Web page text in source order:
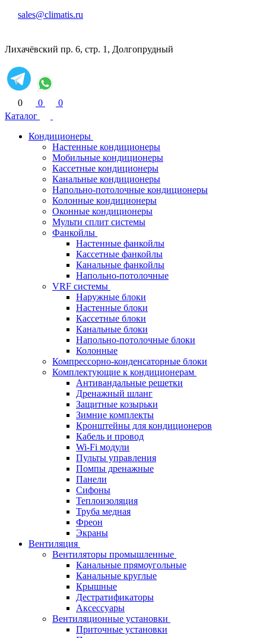
sales@climatis.ru
Лихачёвский пр. 6, стр. 1, Долгопрудный
0 0
0
Каталог
Кондиционеры
Настенные кондиционеры
Мобильные кондиционеры
Кассетные кондиционеры
Канальные кондиционеры
Напольно-потолочные кондиционеры
Колонные кондиционеры
Оконные кондиционеры
Мульти сплит системы
Фанкойлы
Настенные фанкойлы
Кассетные фанкойлы
Канальные фанкойлы
Напольно-потолочные
VRF системы
Наружные блоки
Настенные блоки
Кассетные блоки
Канальные блоки
Напольно-потолочные блоки
Колонные
Компрессорно-конденсаторные блоки
Комплектующие к кондиционерам
Антивандальные решетки
Дренажный шланг
Защитные козырьки
Зимние комплекты
Кронштейны для кондиционеров
Кабель и провод
Wi-Fi модули
Пульты управления
Помпы дренажные
Панели
Сифоны
Теплоизоляция
Труба медная
Фреон
Экраны
Вентиляция
Вентиляторы промышленные
Канальные прямоугольные
Канальные круглые
Крышные
Дестратификаторы
Аксессуары
Вентиляционные установки
Приточные установки